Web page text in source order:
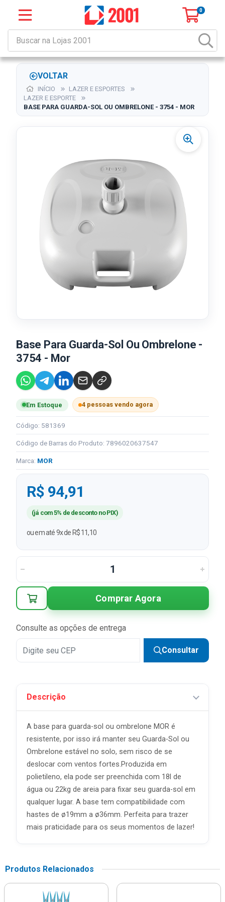
0
VOLTAR
INÍCIO
LAZER E ESPORTES
LAZER E ESPORTE
BASE PARA GUARDA-SOL OU OMBRELONE - 3754 - MOR
Base Para Guarda-Sol Ou Ombrelone -
3754 - Mor
Em Estoque 4 pessoas vendo agora
Código: 581369
Código de Barras do Produto: 7896020637547
Marca: MOR
R$ 94,91
(já com 5% de desconto no PIX)
ou em até 9x de R$ 11,10
Comprar Agora
Consulte as opções de entrega
Consultar
Descrição
A base para guarda-sol ou ombrelone MOR é
resistente, por isso irá manter seu Guarda-Sol ou
Ombrelone estável no solo, sem risco de se
deslocar com ventos fortes.Produzida em
polietileno, ela pode ser preenchida com 18l de
água ou 22kg de areia para fixar seu guarda-sol em
qualquer lugar. A base tem compatibilidade com
hastes de ø19mm a ø36mm. Perfeita para trazer
mais praticidade para os seus momentos de lazer!
Produtos Relacionados